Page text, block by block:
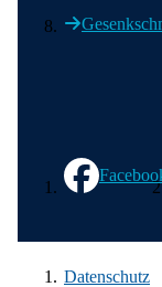
Datenschutz